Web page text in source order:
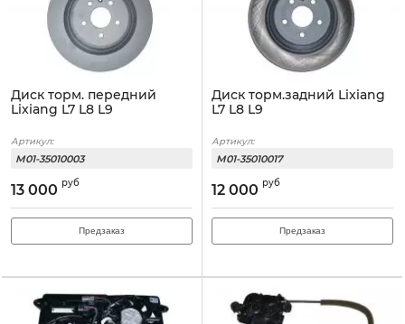
Диск торм. передний
Lixiang L7 L8 L9
Артикул:
M01-35010003
13 000 руб
Предзаказ
Диск торм.задний Lixiang
L7 L8 L9
Артикул:
M01-35010017
12 000 руб
Предзаказ